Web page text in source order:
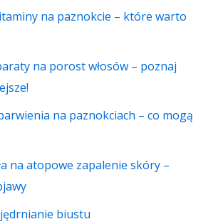
na paznokcie – które warto
na porost włosów – poznaj
na paznokciach – co mogą
na atopowe zapalenie skóry –
biustu